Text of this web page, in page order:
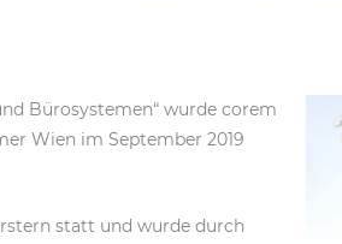
Bürosystemen“ wurde corem
Wien im September 2019
statt und wurde durch